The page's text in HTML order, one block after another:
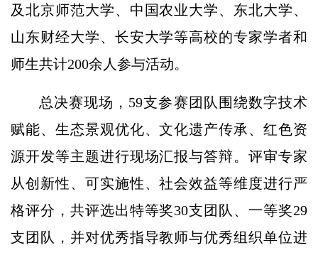
及北京师范大学、中国农业大学、东北大学、
山东财经大学、长安大学等高校的专家学者和
师生共计200余人参与活动。
总决赛现场，59支参赛团队围绕数字技术
赋能、生态景观优化、文化遗产传承、红色资
源开发等主题进行现场汇报与答辩。评审专家
从创新性、可实施性、社会效益等维度进行严
格评分，共评选出特等奖30支团队、一等奖29
支团队，并对优秀指导教师与优秀组织单位进